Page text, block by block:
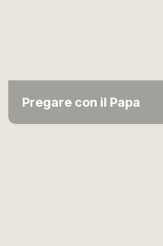
Pregare con il Papa